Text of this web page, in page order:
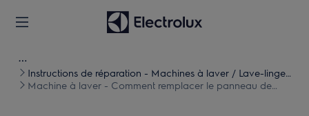
Instructions de réparation - Machines à laver / Lave-linge
séchants
Machine à laver - Comment remplacer le panneau de